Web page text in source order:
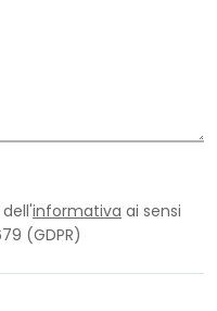
informativa ai sensi
(GDPR)